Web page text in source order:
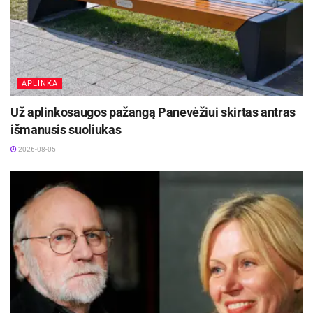
užsiėmimus būtina
registracijawww.pragiedrek.lt.
Panevėžio dailės galerijoje
renginiai prasidės 17
val. – džiazo koncertu, kuriame pasirodys
– kartu su menininkais kurs skulptūrą. 18.30 val.
prasidės tekstilės dirbtuvės su dizainere Jolanta
Rimkute „Sukurk savo ženklą“. Dalyviai galės
išbandyti, kaip jų asmeniniai simboliai gali virsti
asmeniškais pasakojimais, įkūnytais dėvimame
mene – ant drobinių maišelių ar atsineštų
šviesių, natūralių medžiagų drabužių. Dizainerė
APLINKA
Už aplinkosaugos pažangą Panevėžiui skirtas antras
išmanusis suoliukas
2026-08-05